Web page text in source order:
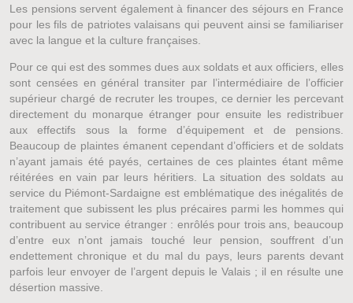
Les pensions servent également à financer des séjours en France
pour les fils de patriotes valaisans qui peuvent ainsi se familiariser
avec la langue et la culture françaises.
Pour ce qui est des sommes dues aux soldats et aux officiers, elles
sont censées en général transiter par l’intermédiaire de l’officier
supérieur chargé de recruter les troupes, ce dernier les percevant
directement du monarque étranger pour ensuite les redistribuer
aux effectifs sous la forme d’équipement et de pensions.
Beaucoup de plaintes émanent cependant d’officiers et de soldats
n’ayant jamais été payés, certaines de ces plaintes étant même
réitérées en vain par leurs héritiers. La situation des soldats au
service du Piémont-Sardaigne est emblématique des inégalités de
traitement que subissent les plus précaires parmi les hommes qui
contribuent au service étranger : enrôlés pour trois ans, beaucoup
d’entre eux n’ont jamais touché leur pension, souffrent d’un
endettement chronique et du mal du pays, leurs parents devant
parfois leur envoyer de l’argent depuis le Valais ; il en résulte une
désertion massive.